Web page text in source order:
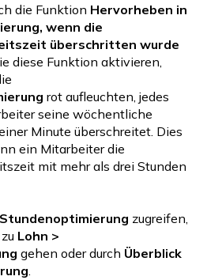
die Funktion Hervorheben in
wenn die
überschritten wurde
diese Funktion aktivieren,
rot aufleuchten, jedes
seine wöchentliche
Minute überschreitet. Dies
ein Mitarbeiter die
mit mehr als drei Stunden
Stundenoptimierung zugreifen,
Lohn >
gehen oder durch Überblick
.